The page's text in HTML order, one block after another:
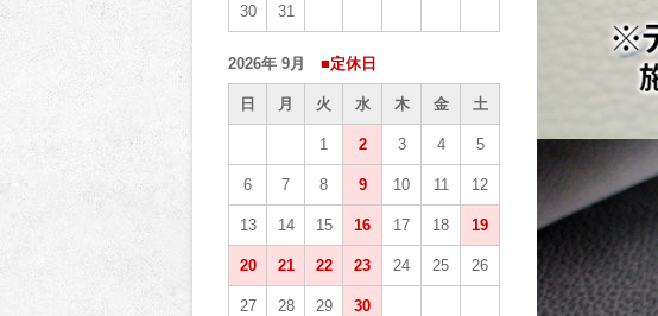
30 31
2026年 9月 ■定休日
日 月 火 水 木 金 土
1 2 3 4 5
6 7 8 9 10 11 12
13 14 15 16 17 18 19
20 21 22 23 24 25 26
27 28 29 30